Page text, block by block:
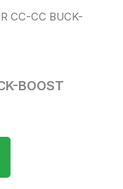
CC-CC BUCK-
BOOST